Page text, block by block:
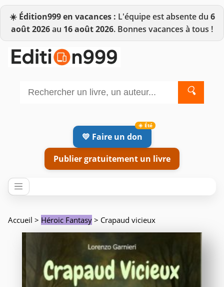
☀️ Édition999 en vacances : L'équipe est absente du 6
août 2026au 16 août 2026. Bonnes vacances à tous !
🔍
💛 Faire un don
Publier gratuitement un livre
Accueil > Héroic Fantasy > Crapaud vicieux